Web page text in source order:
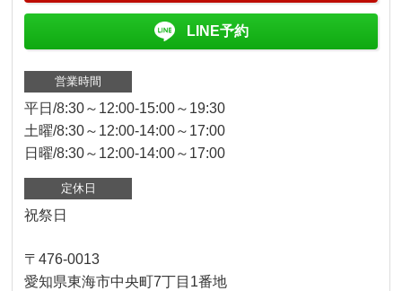
LINE予約
営業時間
平日/8:30～12:00-15:00～19:30
土曜/8:30～12:00-14:00～17:00
日曜/8:30～12:00-14:00～17:00
定休日
祝祭日
〒476-0013
愛知県東海市中央町7丁目1番地